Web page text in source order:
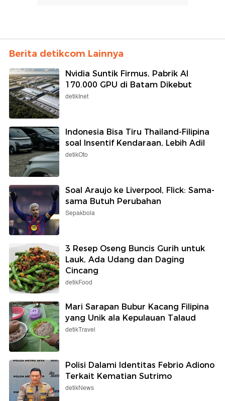
Berita detikcom Lainnya
Nvidia Suntik Firmus, Pabrik AI
170.000 GPU di Batam Dikebut
detikInet
Indonesia Bisa Tiru Thailand-Filipina
soal Insentif Kendaraan, Lebih Adil
detikOto
Soal Araujo ke Liverpool, Flick: Sama-
sama Butuh Perubahan
Sepakbola
3 Resep Oseng Buncis Gurih untuk
Lauk, Ada Udang dan Daging
Cincang
detikFood
Mari Sarapan Bubur Kacang Filipina
yang Unik ala Kepulauan Talaud
detikTravel
Polisi Dalami Identitas Febrio Adiono
Terkait Kematian Sutrimo
detikNews